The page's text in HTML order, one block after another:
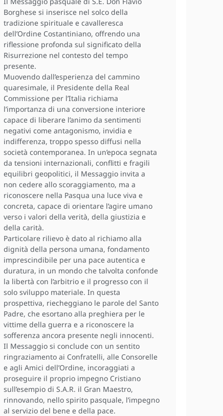
Borghese si inserisce nel solco della
tradizione spirituale e cavalleresca
dell’Ordine Costantiniano, offrendo una
riflessione profonda sul significato della
Risurrezione nel contesto del tempo
presente.
Muovendo dall’esperienza del cammino
quaresimale, il Presidente della Real
Commissione per l’Italia richiama
l’importanza di una conversione interiore
capace di liberare l’animo da sentimenti
negativi come antagonismo, invidia e
indifferenza, troppo spesso diffusi nella
società contemporanea. In un’epoca segnata
da tensioni internazionali, conflitti e fragili
equilibri geopolitici, il Messaggio invita a
non cedere allo scoraggiamento, ma a
riconoscere nella Pasqua una luce viva e
concreta, capace di orientare l’agire umano
verso i valori della verità, della giustizia e
della carità.
Particolare rilievo è dato al richiamo alla
dignità della persona umana, fondamento
imprescindibile per una pace autentica e
duratura, in un mondo che talvolta confonde
la libertà con l’arbitrio e il progresso con il
solo sviluppo materiale. In questa
prospettiva, riecheggiano le parole del Santo
Padre, che esortano alla preghiera per le
vittime della guerra e a riconoscere la
sofferenza ancora presente negli innocenti.
Il Messaggio si conclude con un sentito
ringraziamento ai Confratelli, alle Consorelle
e agli Amici dell’Ordine, incoraggiati a
proseguire il proprio impegno Cristiano
sull’esempio di S.A.R. il Gran Maestro,
rinnovando, nello spirito pasquale, l’impegno
al servizio del bene e della pace.